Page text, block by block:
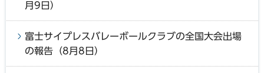
月9日）
富士サイプレスバレーボールクラブの全国大会出場
の報告（8月8日）